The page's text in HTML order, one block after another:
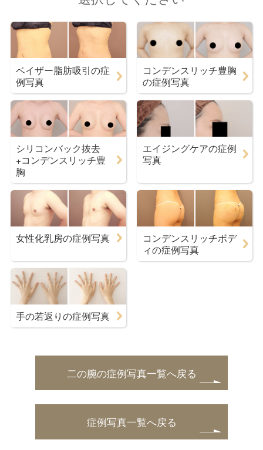
ベイザー脂肪吸引の症
例写真
コンデンスリッチ豊胸
の症例写真
シリコンバック抜去
+コンデンスリッチ豊
胸
エイジングケアの症例
写真
女性化乳房の症例写真
コンデンスリッチボデ
ィの症例写真
手の若返りの症例写真
二の腕の症例写真一覧へ戻る
症例写真一覧へ戻る